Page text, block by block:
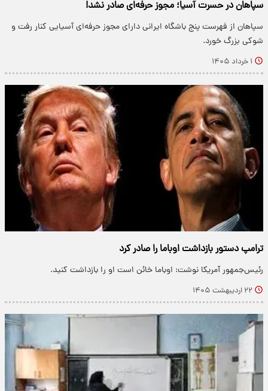
سپاهان در حسرت آسیا؛ مجوز حرفه‌ای صادر نشد!
سپاهان از فهرست پنج باشگاه ایرانی دارای مجوز حرفه‌ای آسیایی کنار رفت و
شوکی بزرگ خورد.
۱ خرداد ۱۴۰۵
ترامپ دستور بازداشت اوباما را صادر کرد
رئیس‌جمهور آمریکا نوشت: اوباما خائن است او را بازداشت کنید.
۲۲ اردیبهشت ۱۴۰۵